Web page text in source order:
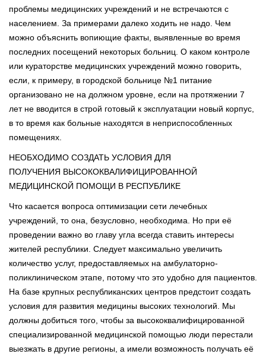
проблемы медицинских учреждений и не встречаются с
населением. За примерами далеко ходить не надо. Чем
можно объяснить вопиющие факты, выявленные во время
последних посещений некоторых больниц. О каком контроле
или кураторстве медицинских учреждений можно говорить,
если, к примеру, в городской больнице №1 питание
организовано не на должном уровне, если на протяжении 7
лет не вводится в строй готовый к эксплуатации новый корпус,
в то время как больные находятся в неприспособленных
помещениях.
НЕОБХОДИМО СОЗДАТЬ УСЛОВИЯ ДЛЯ
ПОЛУЧЕНИЯ ВЫСОКОКВАЛИФИЦИРОВАННОЙ
МЕДИЦИНСКОЙ ПОМОЩИ В РЕСПУБЛИКЕ
Что касается вопроса оптимизации сети лечебных
учреждений, то она, безусловно, необходима. Но при её
проведении важно во главу угла всегда ставить интересы
жителей республики. Следует максимально увеличить
количество услуг, предоставляемых на амбулаторно-
поликлиническом этапе, потому что это удобно для пациентов.
На базе крупных республиканских центров предстоит создать
условия для развития медицины высоких технологий. Мы
должны добиться того, чтобы за высококвалифицированной
специализированной медицинской помощью люди перестали
выезжать в другие регионы, а имели возможность получать её